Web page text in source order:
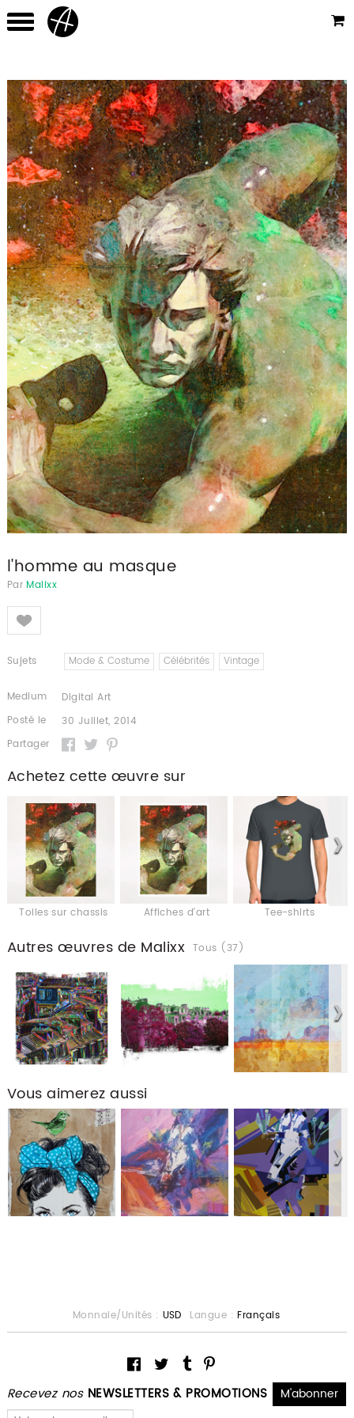
l'homme au masque
Par Malixx
Like
Sujets Mode & Costume Célébrités Vintage
Medium
Digital Art
Posté le
30 Juillet, 2014
Partager
Achetez cette œuvre sur
Toiles sur chassis Affiches d'art Tee-shirts
Autres œuvres de Malixx Tous (37)
Vous aimerez aussi
Recevez nos NEWSLETTERS & PROMOTIONS
Monnaie/Unités : USD Langue : Français